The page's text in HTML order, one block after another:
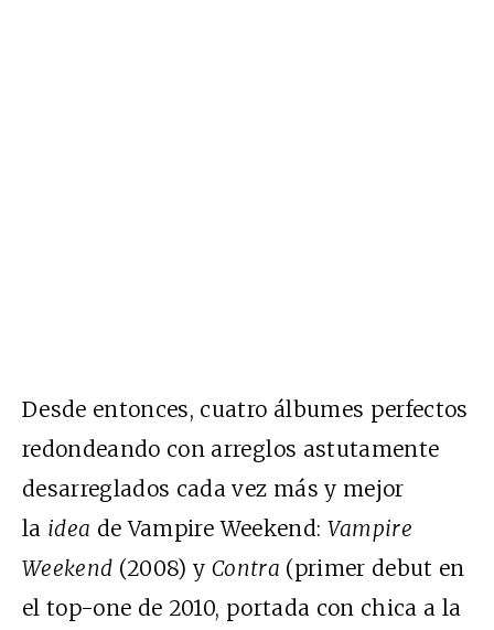
Desde entonces, cuatro álbumes perfectos
redondeando con arreglos astutamente
desarreglados cada vez más y mejor
la idea de Vampire Weekend: Vampire
Weekend (2008) y Contra (primer debut en
el top-one de 2010, portada con chica a la